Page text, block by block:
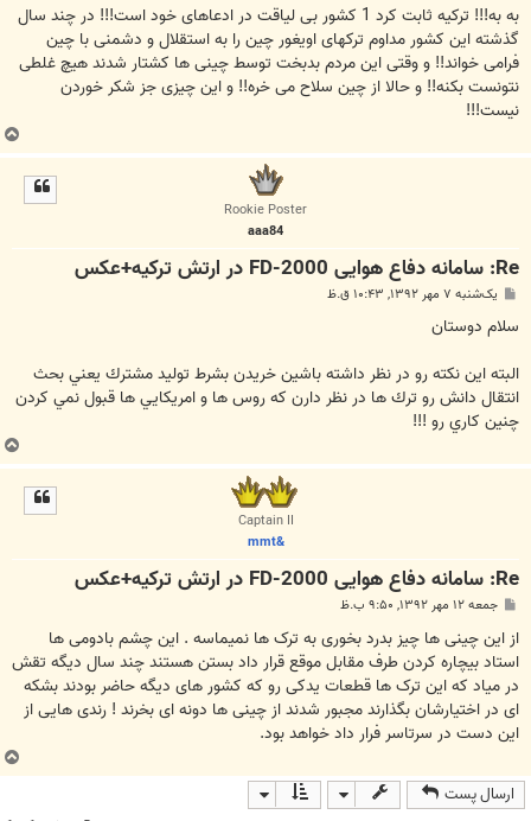
ت
به به!!! ترکیه ثابت کرد 1 کشور بی لیاقت در ادعاهای خود است!!! در چند سال
گذشته این کشور مداوم ترکهای اویغور چین را به استقلال و دشمنی با چین
فرامی خواند!! و وقتی این مردم بدبخت توسط چینی ها کشتار شدند هیچ غلطی
نتونست بکنه!! و حالا از چین سلاح می خره!! و این چیزی جز شکر خوردن
نیست!!!
Rookie Poster
aaa84
Re: سامانه دفاع هوایی FD-2000 در ارتش ترکیه+عکس
ت
یک‌شنبه ۷ مهر ۱۳۹۲, ۱۰:۴۳ ق.ظ
سلام دوستان
البته اين نكته رو در نظر داشته باشين خريدن بشرط توليد مشترك يعني بحث
انتقال دانش رو ترك ها در نظر دارن كه روس ها و امريكايي ها قبول نمي كردن
چنين كاري رو !!!
Captain II
&mmt
Re: سامانه دفاع هوایی FD-2000 در ارتش ترکیه+عکس
ت
جمعه ۱۲ مهر ۱۳۹۲, ۹:۵۰ ب.ظ
از این چینی ها چیز بدرد بخوری به ترک ها نمیماسه . این چشم بادومی ها
استاد بیچاره کردن طرف مقابل موقع قرار داد بستن هستند چند سال دیگه تقش
در میاد که این ترک ها قطعات یدکی رو که کشور های دیگه حاضر بودند بشکه
ای در اختیارشان بگذارند مجبور شدند از چینی ها دونه ای بخرند ! رندی هایی از
این دست در سرتاسر فرار داد خواهد بود.
ارسال پست